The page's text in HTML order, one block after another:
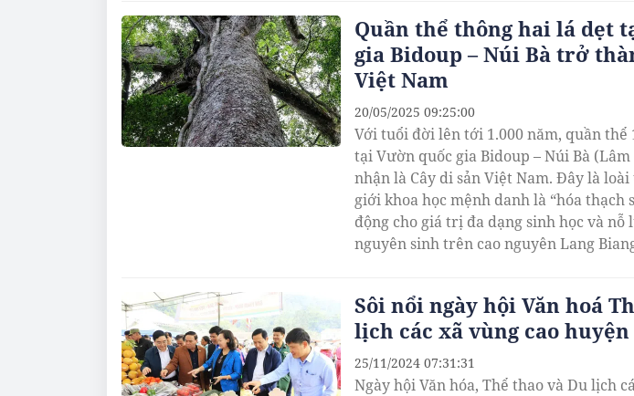
Quần thể thông hai lá dẹt
gia Bidoup – Núi Bà trở
Việt Nam
Với tuổi đời lên tới 1.000 năm, quần thể
tại Vườn quốc gia Bidoup – Núi Bà
nhận là Cây di sản Việt Nam. Đây là
giới khoa học mệnh danh là “hóa thạch
động cho giá trị đa dạng sinh học và
nguyên sinh trên cao nguyên Lang
20/05/2025 09:25:00
Sôi nổi ngày hội Văn hoá
lịch các xã vùng cao huyện
Ngày hội Văn hóa, Thể thao và Du lịch
25/11/2024 07:31:31